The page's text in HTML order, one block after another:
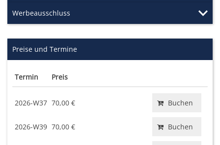
Werbeausschluss
Preise und Termine
Termin Preis
2026-W37 70,00 € Buchen
2026-W39 70,00 € Buchen